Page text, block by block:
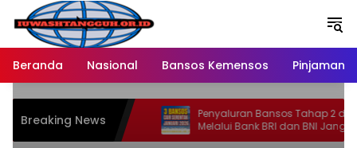
Langsung
konten
Beranda
Nasional Bansos Kemensos Pinjaman
Breaking News
Penyaluran Bansos Tahap 2 di 2026
Melalui Bank BRI dan BNI Jangkau
Ratusan Wilayah Baru